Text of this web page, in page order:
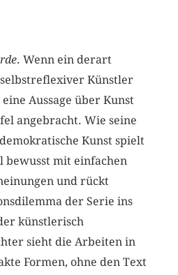
. Wenn ein derart
Künstler
Aussage über Kunst
angebracht. Wie seine
Kunst spielt
bewusst mit einfachen
und rückt
der Serie ins
künstlerisch
sieht die Arbeiten in
Formen, ohne den Text